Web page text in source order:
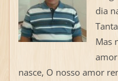
dia
Mas
nasce, O nosso amor